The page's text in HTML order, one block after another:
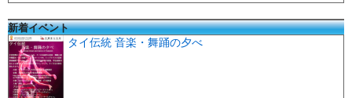
新着イベント
タイ伝統 音楽・舞踊の夕べ